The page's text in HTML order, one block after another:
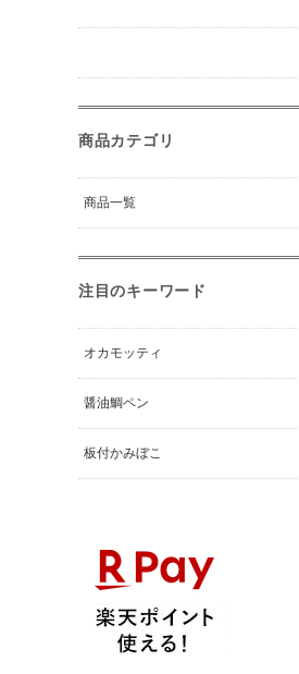
商品カテゴリ
商品一覧
注目のキーワード
オカモッティ
醤油鯛ペン
板付かみぼこ